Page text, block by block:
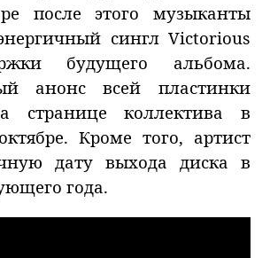
после этого музыканты
сингл Victorious
будущего альбома.
анонс всей пластинки
странице коллектива в
Кроме того, артист
дату выхода диска в
года.